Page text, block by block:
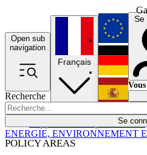
Open sub
navigation
Recherche
Se
POLICY AREAS
Économie
Français
Se
ENERGIE, ENVIRONNEMENT